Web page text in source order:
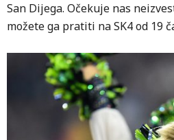
San Dijega. Očekuje nas
možete ga pratiti na SK4 od 19